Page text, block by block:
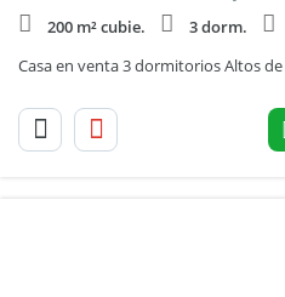
200 m² cubie.
3 dorm.